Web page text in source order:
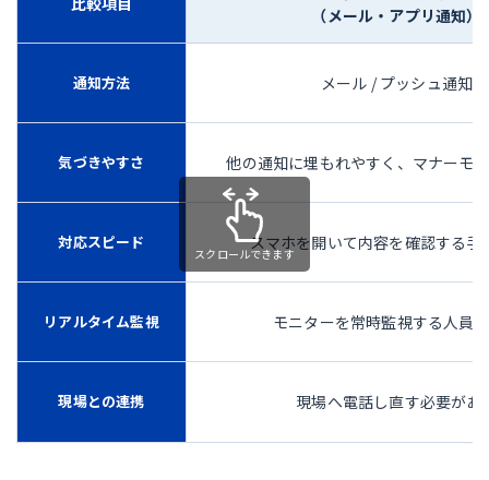
（メール・アプリ通知）
通知方法 メール / プッシュ通知
気づきやすさ 他の通知に埋もれやすく、マナーモ
対応スピード スマホを開いて内容を確認する手
リアルタイム監視 モニターを常時監視する人員
現場との連携 現場へ電話し直す必要があ